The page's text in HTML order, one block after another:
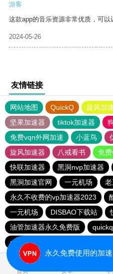
游客
这款app的音乐资源非常优质，可以
2024-05-26
友情链接
网站地图 QuickQ 旋风加
坚果加速器
tiktok加速器
免费vqn外网加速
小蓝鸟
旋风加速器
八戒看书
免
快联加速器
黑洞nvp加速器
黑洞加速官网
一元机场
永久不收费的vp加速器2023
一元机场
DISBAO下载站
油管加速器永久免费版
quickq
quickq
首页 安卓
永久免费使用的加